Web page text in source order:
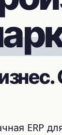
ERP